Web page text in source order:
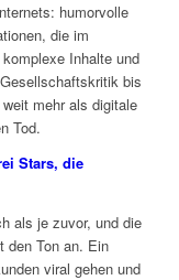
humorvolle
die im
Inhalte und
bis
mehr als digitale
Tod.
Stars, die
als je zuvor, und die
den Ton an. Ein
viral gehen und